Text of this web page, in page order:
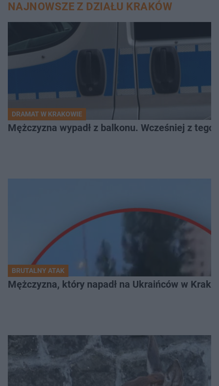
NAJNOWSZE Z DZIAŁU KRAKÓW
DRAMAT W KRAKOWIE
Mężczyzna wypadł z balkonu. Wcześniej z
BRUTALNY ATAK
Mężczyzna, który napadł na Ukraińców w